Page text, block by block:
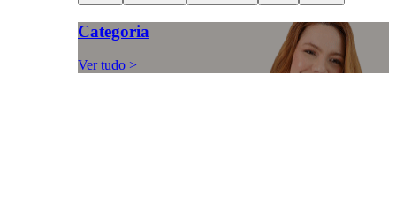
Categoria
Ver tudo >